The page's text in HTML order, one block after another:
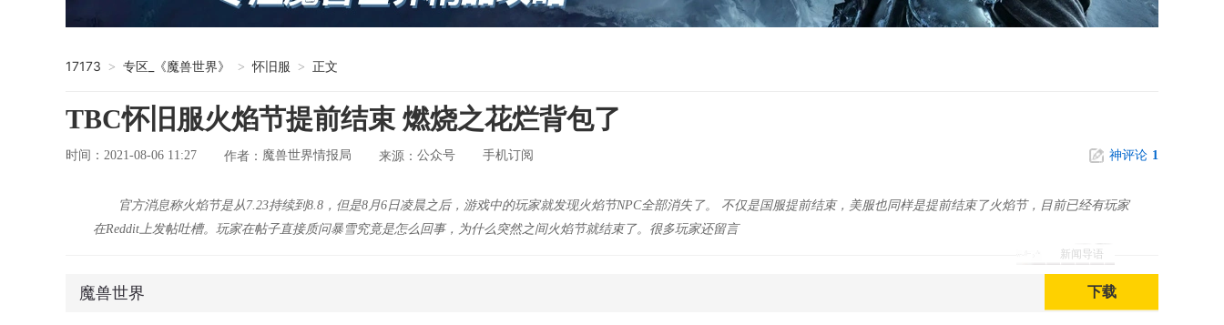
17173 > 专区_《魔兽世界》 > 怀旧服 > 正文
TBC怀旧服火焰节提前结束 燃烧之花烂背包了
时间：2021-08-06 11:27 作者： 魔兽世界情报局 来源： 公众号 手机订阅 神评论 1
新闻导语
官方消息称火焰节是从7.23持续到8.8，但是8月6日凌晨之后，游戏中的玩家就发现火焰节NPC全部消失了。 不仅是国服提前结束，美服也同样是提前结束了火焰节，目前已经有玩家
在Reddit上发帖吐槽。玩家在帖子直接质问暴雪究竟是怎么回事，为什么突然之间火焰节就结束了。很多玩家还留言
魔兽世界 下载